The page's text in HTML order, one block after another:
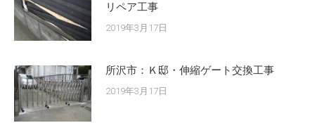
リペア工事
2019年3月17日
所沢市：Ｋ邸・伸縮ゲート交換工事
2019年3月17日